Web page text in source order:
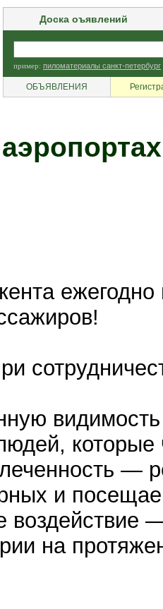
Доска оъявлений
пример: пиломатериалы санкт-петербург
ОБЪЯВЛЕНИЯ
которые
—
и
на